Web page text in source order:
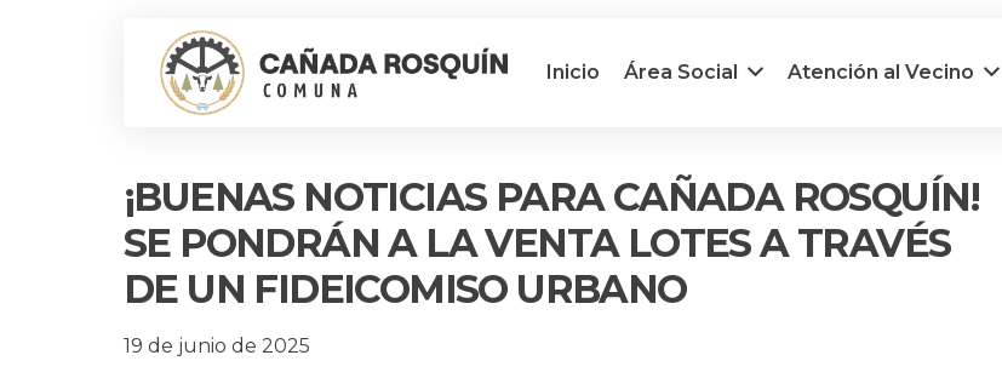
Inicio Área Social Atención al Vecino
¡BUENAS NOTICIAS PARA CAÑADA ROSQUÍN!
SE PONDRÁN A LA VENTA LOTES A TRAVÉS
DE UN FIDEICOMISO URBANO
19 de junio de 2025